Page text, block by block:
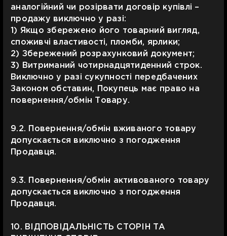
аналогійний чи розірвати договір купівлі –
продажу виключно у разі:
1) Якщо збережено його товарний вигляд,
споживчі властивості, пломби, ярлики;
2) Збережений розрахунковий документ;
3) Витриманий чотирнадцятиденний строк.
Виключно у разі сукупності передбачених
Законом обставин, Покупець має право на
повернення/обмін Товару.
9.2. Повернення/обмін вживаного товару
допускається виключно з погодження
Продавця.
9.3. Повернення/обмін активованого товару
допускається виключно з погодження
Продавця.
10. ВІДПОВІДАЛЬНІСТЬ СТОРІН ТА